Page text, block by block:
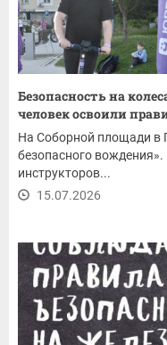
Безопасность на
человек освоили
На Соборной площади
безопасного
инструкторов...
15.07.2026